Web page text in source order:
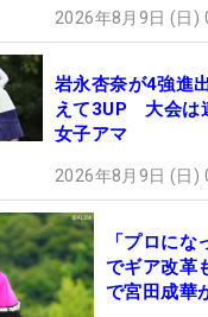
2026年8月9日 (日)
岩永杏奈が4強進
えて3UP 大会は
女子アマ
2026年8月9日 (日)
「プロにな
でギア改革
で宮田成華